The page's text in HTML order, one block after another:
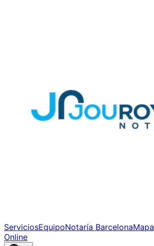
ServiciosEquipoNotaría BarcelonaMapa
Online